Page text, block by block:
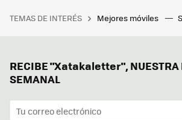
TEMAS DE INTERÉS Mejores móviles
RECIBE "Xatakaletter", NUESTRA
SEMANAL